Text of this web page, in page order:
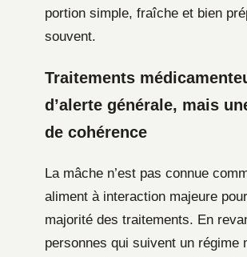
portion simple, fraîche et bien
souvent.
Traitements
d’alerte générale, mais
de cohérence
La mâche n’est pas connue
aliment à interaction majeure
majorité des traitements. En
personnes qui suivent un régime